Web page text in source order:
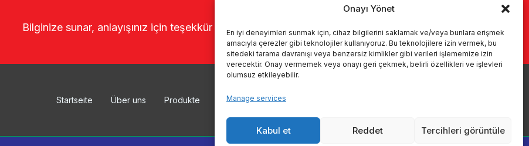
Onayı Yönet
En iyi deneyimleri sunmak için, cihaz bilgilerini saklamak ve/veya bunlara erişmek
amacıyla çerezler gibi teknolojiler kullanıyoruz. Bu teknolojilere izin vermek, bu
sitedeki tarama davranışı veya benzersiz kimlikler gibi verileri işlememize izin
verecektir. Onay vermemek veya onayı geri çekmek, belirli özellikleri ve işlevleri
olumsuz etkileyebilir.
Manage services
Kabul et Reddet Tercihleri görüntüle
Bilginize sunar, anlayışınız için teşekkür ederiz.
Startseite Über uns Produkte Melksysteme